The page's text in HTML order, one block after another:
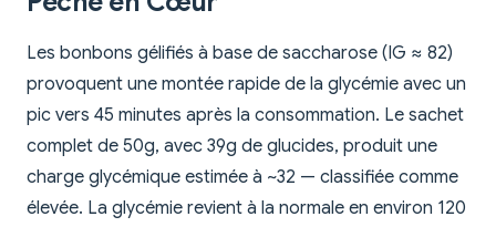
Les bonbons gélifiés à base de saccharose (IG ≈ 82)
provoquent une montée rapide de la glycémie avec un
pic vers 45 minutes après la consommation. Le sachet
complet de 50g, avec 39g de glucides, produit une
charge glycémique estimée à ~32 — classifiée comme
élevée. La glycémie revient à la normale en environ 120